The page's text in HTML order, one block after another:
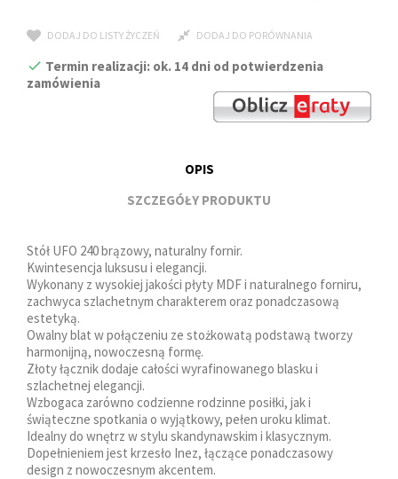
DODAJ DO LISTY ŻYCZEŃ DODAJ DO PORÓWNANIA
Termin realizacji: ok. 14 dni od potwierdzenia
zamówienia
OPIS
SZCZEGÓŁY PRODUKTU
Stół UFO 240 brązowy, naturalny fornir.
Kwintesencja luksusu i elegancji.
Wykonany z wysokiej jakości płyty MDF i naturalnego forniru,
zachwyca szlachetnym charakterem oraz ponadczasową
estetyką.
Owalny blat w połączeniu ze stożkowatą podstawą tworzy
harmonijną, nowoczesną formę.
Złoty łącznik dodaje całości wyrafinowanego blasku i
szlachetnej elegancji.
Wzbogaca zarówno codzienne rodzinne posiłki, jak i
świąteczne spotkania o wyjątkowy, pełen uroku klimat.
Idealny do wnętrz w stylu skandynawskim i klasycznym.
Dopełnieniem jest krzesło Inez, łączące ponadczasowy
design z nowoczesnym akcentem.